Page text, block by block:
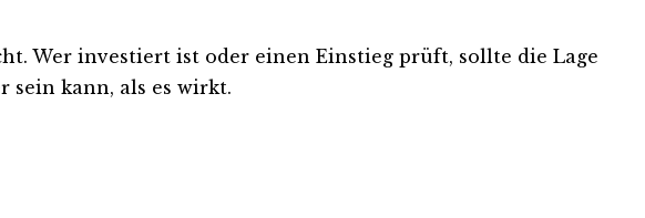
Wer investiert ist oder einen Einstieg prüft, sollte die Lage
sein kann, als es wirkt.